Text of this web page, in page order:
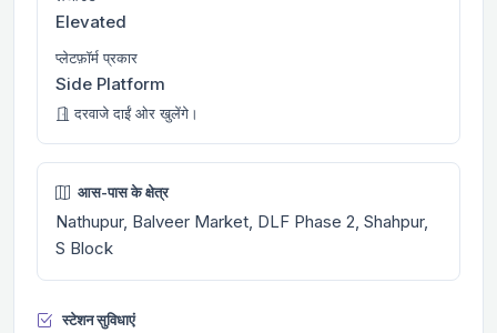
Elevated
प्लेटफ़ॉर्म प्रकार
Side Platform
दरवाजे दाईं ओर खुलेंगे।
आस-पास के क्षेत्र
Nathupur, Balveer Market, DLF Phase 2, Shahpur,
S Block
स्टेशन सुविधाएं